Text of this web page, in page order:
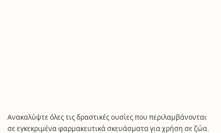
Ανακαλύψτε όλες τις δραστικές ουσίες που περιλαμβάνονται
σε εγκεκριμένα φαρμακευτικά σκευάσματα για χρήση σε ζώα.